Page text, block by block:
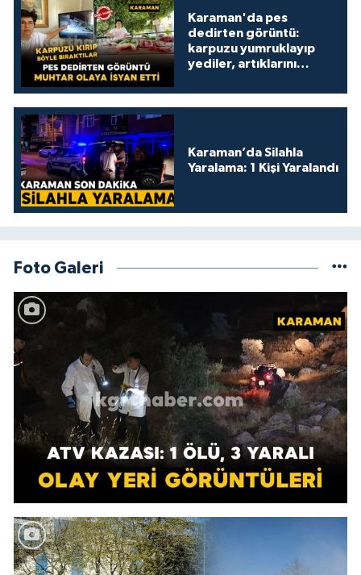
Karaman'da pes
dedirten görüntü:
karpuzu yumruklayıp
yediler, artıklarını
Karaman’da Silahla
Yaralama: 1 Kişi Yaralandı
Foto Galeri